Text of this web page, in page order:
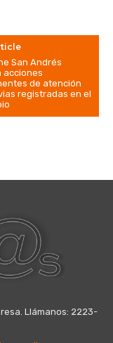
San Andrés
acciones
de atención
registradas en el
Llámanos: 2223-